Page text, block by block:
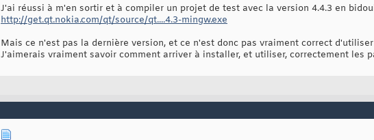
J'ai réussi à m'en sortir et à compiler un projet de test avec la version 4.4.3 en
http://get.qt.nokia.com/qt/source/qt....4.3-mingw.exe
Mais ce n'est pas la dernière version, et ce n'est donc pas vraiment correct d'utiliser
J'aimerais vraiment savoir comment arriver à installer, et utiliser, correctement les